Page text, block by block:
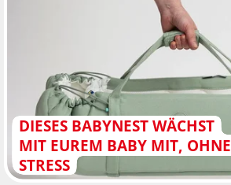
DIESES BABYNEST WÄCHST
MIT EUREM BABY MIT, OHNE
STRESS